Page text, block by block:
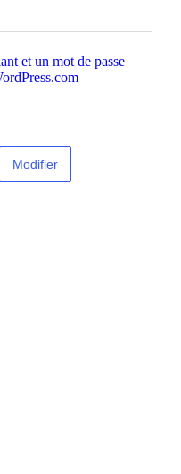
et un mot de passe